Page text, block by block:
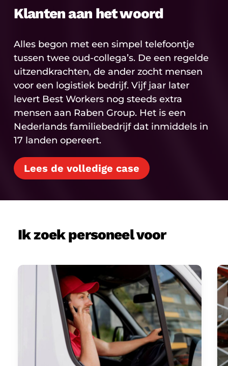
Klanten aan het woord
Alles begon met een simpel telefoontje
tussen twee oud-collega’s. De een regelde
uitzendkrachten, de ander zocht mensen
voor een logistiek bedrijf. Vijf jaar later
levert Best Workers nog steeds extra
mensen aan Raben Group. Het is een
Nederlands familiebedrijf dat inmiddels in
17 landen opereert.
Lees de volledige case
Ik zoek personeel voor
Transport